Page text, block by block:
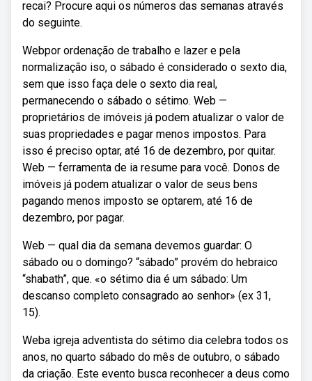
recai? Procure aqui os números das semanas através
do seguinte.
Webpor ordenação de trabalho e lazer e pela
normalização iso, o sábado é considerado o sexto dia,
sem que isso faça dele o sexto dia real,
permanecendo o sábado o sétimo. Web —
proprietários de imóveis já podem atualizar o valor de
suas propriedades e pagar menos impostos. Para
isso é preciso optar, até 16 de dezembro, por quitar.
Web — ferramenta de ia resume para você. Donos de
imóveis já podem atualizar o valor de seus bens
pagando menos imposto se optarem, até 16 de
dezembro, por pagar.
Web — qual dia da semana devemos guardar: O
sábado ou o domingo? “sábado” provém do hebraico
“shabath”, que. «o sétimo dia é um sábado: Um
descanso completo consagrado ao senhor» (ex 31,
15).
Weba igreja adventista do sétimo dia celebra todos os
anos, no quarto sábado do mês de outubro, o sábado
da criação. Este evento busca reconhecer a deus como